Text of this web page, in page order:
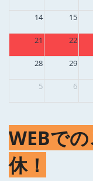
14 15
21 22
28 29
5 6
WEBで
休！